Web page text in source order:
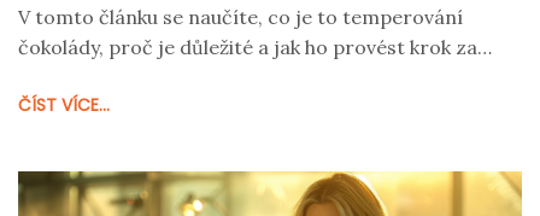
V tomto článku se naučíte, co je to temperování
čokolády, proč je důležité a jak ho provést krok za
potřeba. Článek obsahuje také tipy a triky, jak se
výtvory budou mít dokonalou texturu a lesk.
ČÍST VÍCE...